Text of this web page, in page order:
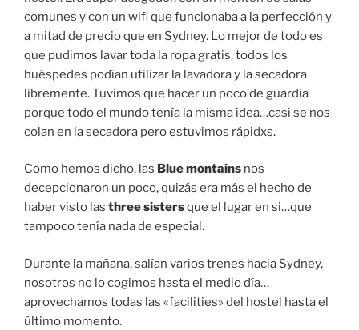
comunes y con un wifi que funcionaba a la perfección y
a mitad de precio que en Sydney. Lo mejor de todo es
que pudimos lavar toda la ropa gratis, todos los
huéspedes podían utilizar la lavadora y la secadora
libremente. Tuvimos que hacer un poco de guardia
porque todo el mundo tenía la misma idea…casi se nos
colan en la secadora pero estuvimos rápidxs.
Como hemos dicho, las Blue montains nos
decepcionaron un poco, quizás era más el hecho de
haber visto las three sistersque el lugar en si…que
tampoco tenía nada de especial.
Durante la mañana, salían varios trenes hacia Sydney,
nosotros no lo cogimos hasta el medio día…
aprovechamos todas las «facilities» del hostel hasta el
último momento.